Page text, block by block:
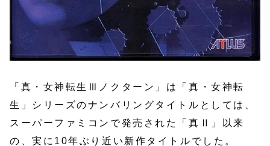
「真・女神転生Ⅲノクターン」は「真・女神転
生」シリーズのナンバリングタイトルとしては、
スーパーファミコンで発売された「真Ⅱ」以来
の、実に10年ぶり近い新作タイトルでした。